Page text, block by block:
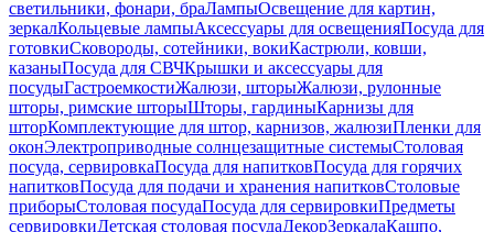
светильники, фонари, браЛампыОсвещение для картин,
зеркалКольцевые лампыАксессуары для освещенияПосуда для
готовкиСковороды, сотейники, вокиКастрюли, ковши,
казаныПосуда для СВЧКрышки и аксессуары для
посудыГастроемкостиЖалюзи, шторыЖалюзи, рулонные
шторы, римские шторыШторы, гардиныКарнизы для
шторКомплектующие для штор, карнизов, жалюзиПленки для
оконЭлектроприводные солнцезащитные системыСтоловая
посуда, сервировкаПосуда для напитковПосуда для горячих
напитковПосуда для подачи и хранения напитковСтоловые
приборыСтоловая посудаПосуда для сервировкиПредметы
сервировкиДетская столовая посудаДекорЗеркалаКашпо,